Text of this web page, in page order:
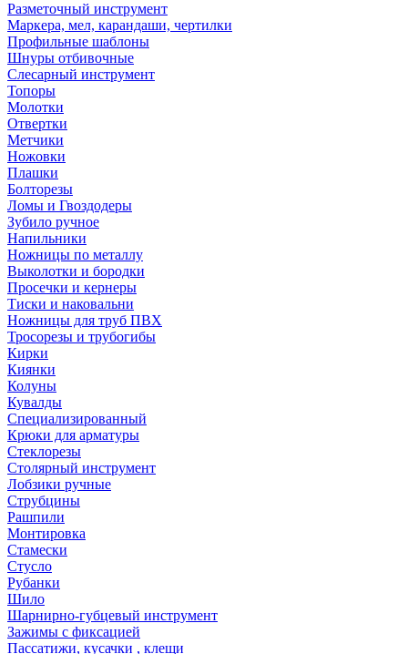
Разметочный инструмент
Маркера, мел, карандаши, чертилки
Профильные шаблоны
Шнуры отбивочные
Слесарный инструмент
Топоры
Молотки
Отвертки
Метчики
Ножовки
Плашки
Болторезы
Ломы и Гвоздодеры
Зубило ручное
Напильники
Ножницы по металлу
Выколотки и бородки
Просечки и кернеры
Тиски и наковальни
Ножницы для труб ПВХ
Тросорезы и трубогибы
Кирки
Киянки
Колуны
Кувалды
Специализированный
Крюки для арматуры
Стеклорезы
Столярный инструмент
Лобзики ручные
Струбцины
Рашпили
Монтировка
Стамески
Стусло
Рубанки
Шило
Шарнирно-губцевый инструмент
Зажимы с фиксацией
Пассатижи, кусачки , клещи